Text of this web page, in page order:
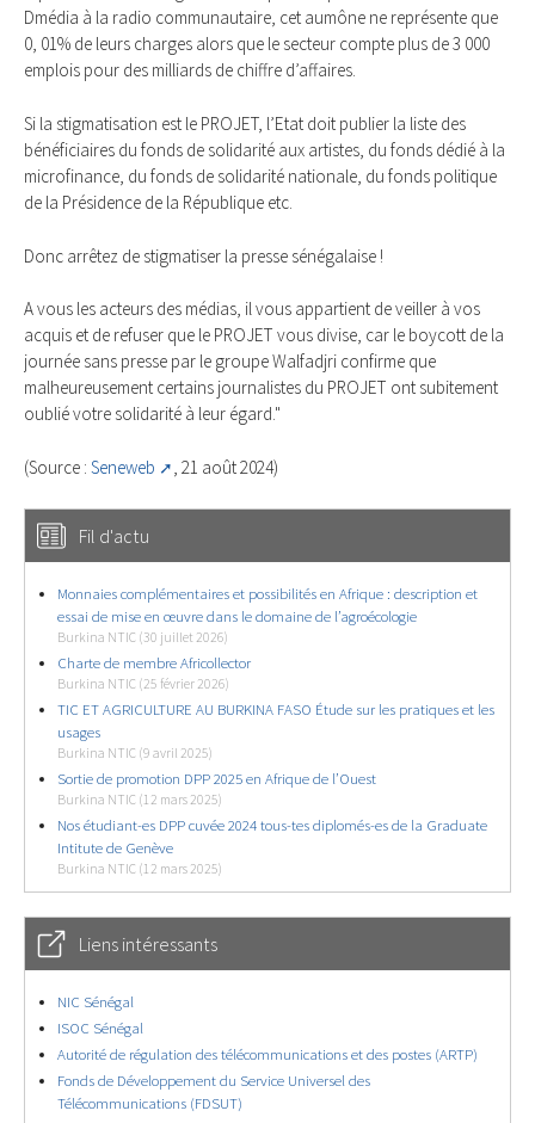
Dmédia à la radio communautaire, cet aumône ne représente que
0, 01% de leurs charges alors que le secteur compte plus de 3 000
emplois pour des milliards de chiffre d’affaires.
Si la stigmatisation est le PROJET, l’Etat doit publier la liste des
bénéficiaires du fonds de solidarité aux artistes, du fonds dédié à la
microfinance, du fonds de solidarité nationale, du fonds politique
de la Présidence de la République etc.
Donc arrêtez de stigmatiser la presse sénégalaise !
A vous les acteurs des médias, il vous appartient de veiller à vos
acquis et de refuser que le PROJET vous divise, car le boycott de la
journée sans presse par le groupe Walfadjri confirme que
malheureusement certains journalistes du PROJET ont subitement
oublié votre solidarité à leur égard."
(Source : Seneweb , 21 août 2024)
Fil d'actu
Monnaies complémentaires et possibilités en Afrique : description et
essai de mise en œuvre dans le domaine de l’agroécologie
Burkina NTIC (30 juillet 2026)
Charte de membre Africollector
Burkina NTIC (25 février 2026)
TIC ET AGRICULTURE AU BURKINA FASO Étude sur les pratiques et les
usages
Burkina NTIC (9 avril 2025)
Sortie de promotion DPP 2025 en Afrique de l’Ouest
Burkina NTIC (12 mars 2025)
Nos étudiant-es DPP cuvée 2024 tous-tes diplomés-es de la Graduate
Intitute de Genève
Burkina NTIC (12 mars 2025)
Liens intéressants
NIC Sénégal
ISOC Sénégal
Autorité de régulation des télécommunications et des postes (ARTP)
Fonds de Développement du Service Universel des
Télécommunications (FDSUT)